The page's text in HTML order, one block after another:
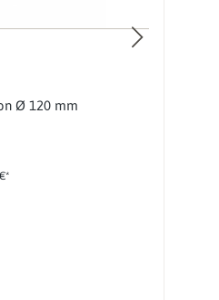
Ø 120 mm